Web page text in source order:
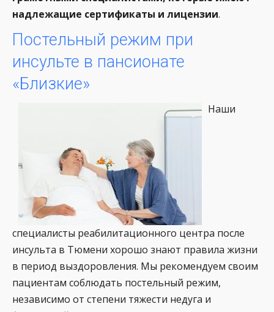
надлежащие сертификаты и лицензии.
Постельный режим при
инсульте в пансионате
«Близкие»
Наши
специалисты реабилитационного центра после
инсульта в Тюмени хорошо знают правила жизни
в период выздоровления. Мы рекомендуем своим
пациентам соблюдать постельный режим,
независимо от степени тяжести недуга и